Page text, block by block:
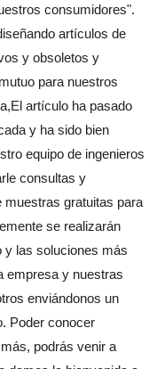
consumidores".
artículos de
y obsoletos y
para nuestros
artículo ha pasado
y ha sido bien
equipo de ingenieros
consultas y
muestras gratuitas para
se realizarán
y las soluciones más
empresa y nuestras
enviándonos un
Poder conocer
podrás venir a